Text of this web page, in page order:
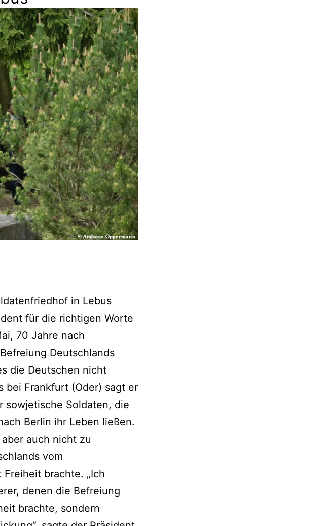
in Lebus
für die richtigen Worte
70 Jahre nach
Deutschlands
die Deutschen nicht
bei Frankfurt (Oder) sagt er
sowjetische Soldaten, die
Berlin ihr Leben ließen.
auch nicht zu
vom
brachte. „Ich
denen die Befreiung
brachte, sondern